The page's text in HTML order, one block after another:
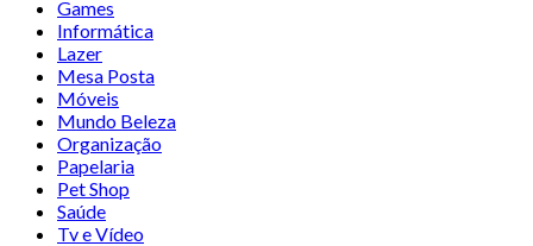
Games
Informática
Lazer
Mesa Posta
Móveis
Mundo Beleza
Organização
Papelaria
Pet Shop
Saúde
Tv e Vídeo